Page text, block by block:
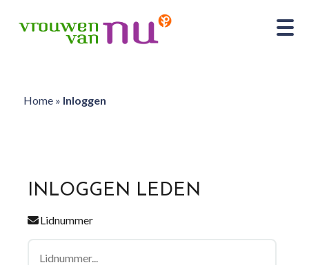
Home» Inloggen
INLOGGEN LEDEN
Lidnummer